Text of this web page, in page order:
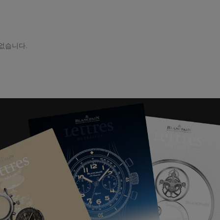
습니다.